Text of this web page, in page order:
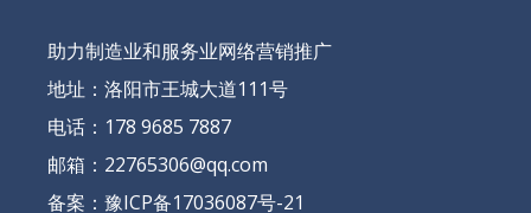
助力制造业和服务业网络营销推广
地址：洛阳市王城大道111号
电话：178 9685 7887
邮箱：22765306@qq.com
备案： 豫ICP备17036087号-21